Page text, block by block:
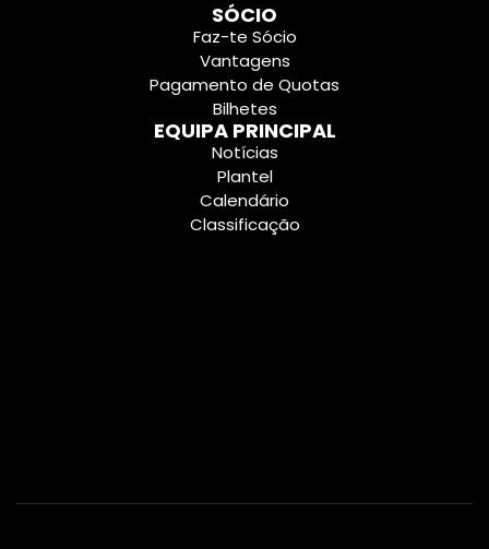
SÓCIO
Faz-te Sócio
Vantagens
Pagamento de Quotas
Bilhetes
EQUIPA PRINCIPAL
Notícias
Plantel
Calendário
Classificação